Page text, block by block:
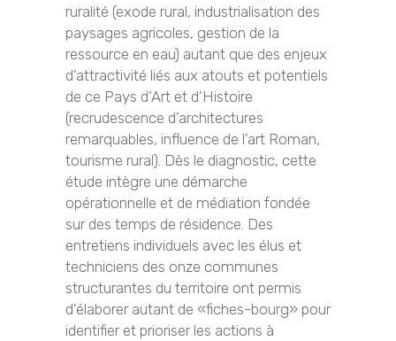
ruralité (exode rural, industrialisation des
paysages agricoles, gestion de la
ressource en eau) autant que des enjeux
d’attractivité liés aux atouts et potentiels
de ce Pays d’Art et d’Histoire
(recrudescence d’architectures
remarquables, influence de l’art Roman,
tourisme rural). Dès le diagnostic, cette
étude intègre une démarche
opérationnelle et de médiation fondée
sur des temps de résidence. Des
entretiens individuels avec les élus et
techniciens des onze communes
structurantes du territoire ont permis
d’élaborer autant de «fiches-bourg» pour
identifier et prioriser les actions à